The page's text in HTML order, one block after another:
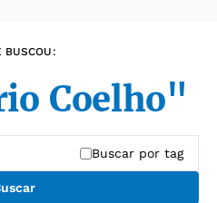
BUSCOU:
Coelho"
Buscar por tag